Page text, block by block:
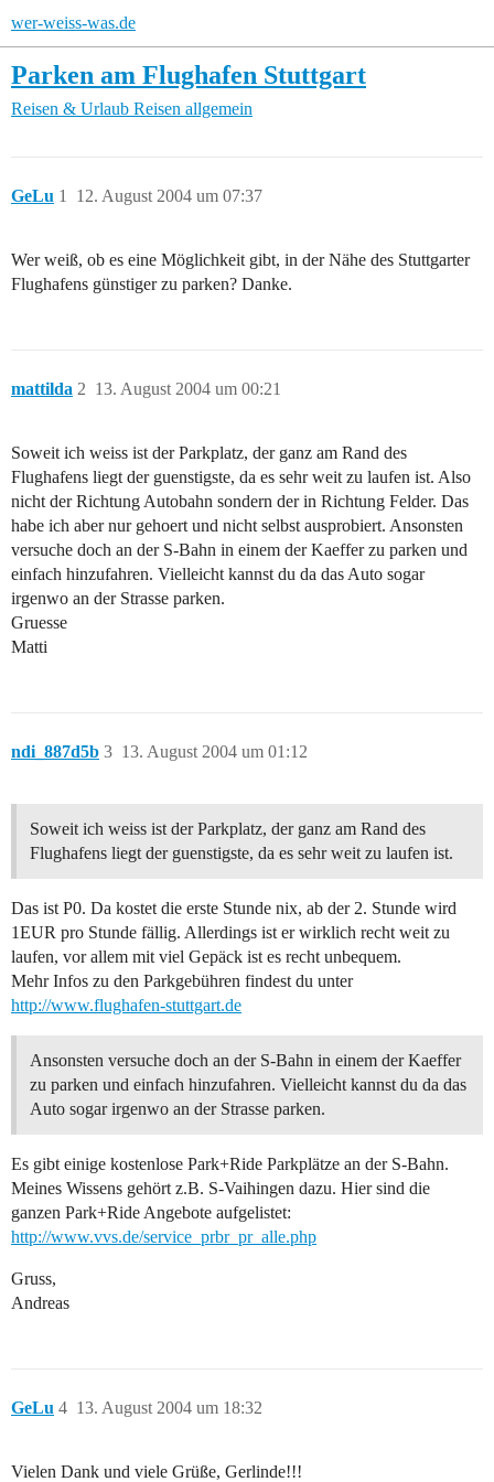
wer-weiss-was.de
Parken am Flughafen Stuttgart
Reisen & Urlaub Reisen allgemein
GeLu 12. August 2004 um 07:37
1
Wer weiß, ob es eine Möglichkeit gibt, in der Nähe des Stuttgarter
Flughafens günstiger zu parken? Danke.
mattilda 13. August 2004 um 00:21
2
Soweit ich weiss ist der Parkplatz, der ganz am Rand des
Flughafens liegt der guenstigste, da es sehr weit zu laufen ist. Also
nicht der Richtung Autobahn sondern der in Richtung Felder. Das
habe ich aber nur gehoert und nicht selbst ausprobiert. Ansonsten
versuche doch an der S-Bahn in einem der Kaeffer zu parken und
einfach hinzufahren. Vielleicht kannst du da das Auto sogar
irgenwo an der Strasse parken.
Gruesse
Matti
ndi_887d5b 13. August 2004 um 01:12
3
Soweit ich weiss ist der Parkplatz, der ganz am Rand des
Flughafens liegt der guenstigste, da es sehr weit zu laufen ist.
Das ist P0. Da kostet die erste Stunde nix, ab der 2. Stunde wird
1EUR pro Stunde fällig. Allerdings ist er wirklich recht weit zu
laufen, vor allem mit viel Gepäck ist es recht unbequem.
Mehr Infos zu den Parkgebühren findest du unter
http://www.flughafen-stuttgart.de
Ansonsten versuche doch an der S-Bahn in einem der Kaeffer
zu parken und einfach hinzufahren. Vielleicht kannst du da das
Auto sogar irgenwo an der Strasse parken.
Es gibt einige kostenlose Park+Ride Parkplätze an der S-Bahn.
Meines Wissens gehört z.B. S-Vaihingen dazu. Hier sind die
ganzen Park+Ride Angebote aufgelistet:
http://www.vvs.de/service_prbr_pr_alle.php
Gruss,
Andreas
GeLu 13. August 2004 um 18:32
4
Vielen Dank und viele Grüße, Gerlinde!!!